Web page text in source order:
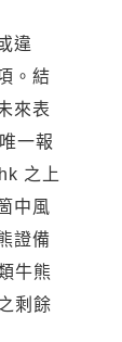
違
。結
來表
一報
之上
中風
證備
牛熊
剩餘